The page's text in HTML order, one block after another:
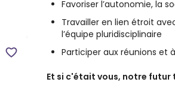
Favoriser l’autonomie, la
Travailler en lien étroit
l’équipe pluridisciplinaire
Participer aux réunions et
Et si c'était vous, notre futur